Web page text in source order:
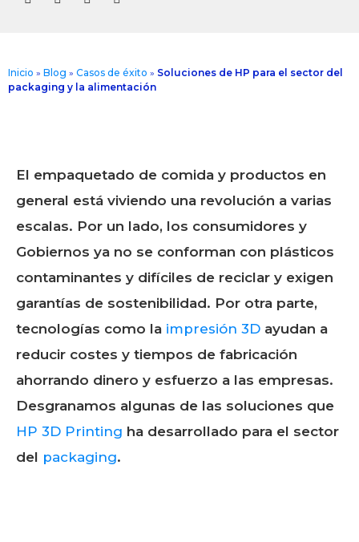
Inicio » Blog » Casos de éxito » Soluciones de HP para el sector del
packaging y la alimentación
El empaquetado de comida y productos en
general está viviendo una revolución a varias
escalas. Por un lado, los consumidores y
Gobiernos ya no se conforman con plásticos
contaminantes y difíciles de reciclar y exigen
garantías de sostenibilidad. Por otra parte,
tecnologías como la impresión 3D ayudan a
reducir costes y tiempos de fabricación
ahorrando dinero y esfuerzo a las empresas.
Desgranamos algunas de las soluciones que
HP 3D Printing ha desarrollado para el sector
del packaging.